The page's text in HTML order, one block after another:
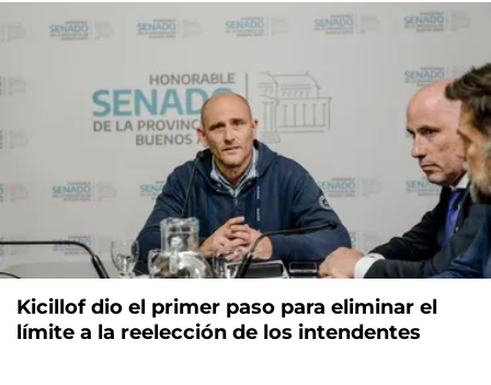
Kicillof dio el primer paso para eliminar el
límite a la reelección de los intendentes